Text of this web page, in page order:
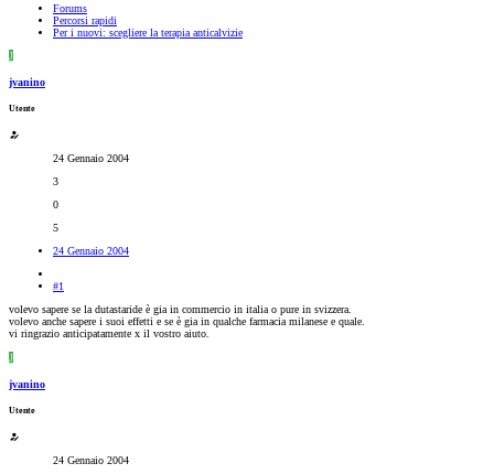
Forums
Percorsi rapidi
Per i nuovi: scegliere la terapia anticalvizie
J
jvanino
Utente
24 Gennaio 2004
3
0
5
24 Gennaio 2004
#1
volevo sapere se la dutastaride è gia in commercio in italia o pure in svizzera.
volevo anche sapere i suoi effetti e se è gia in qualche farmacia milanese e quale.
vi ringrazio anticipatamente x il vostro aiuto.
J
jvanino
Utente
24 Gennaio 2004